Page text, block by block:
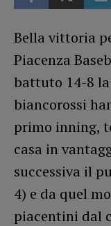
Bella vittoria
Piacenza
battuto 14-8 la
biancorossi
primo inning,
casa in
successiva il
4) e da quel
piacentini dal